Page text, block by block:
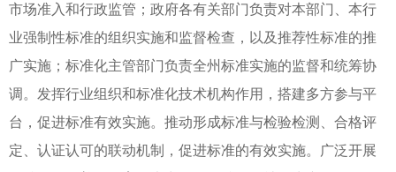
市场准入和行政监管；政府各有关部门负责对本部门、本行
业强制性标准的组织实施和监督检查，以及推荐性标准的推
广实施；标准化主管部门负责全州标准实施的监督和统筹协
调。发挥行业组织和标准化技术机构作用，搭建多方参与平
台，促进标准有效实施。推动形成标准与检验检测、合格评
定、认证认可的联动机制，促进标准的有效实施。广泛开展